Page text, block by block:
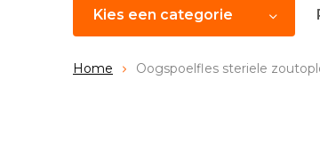
Kies een categorie
Home Oogspoelfles steriele